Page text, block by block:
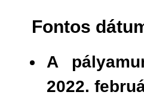
Fontos
A
2022.